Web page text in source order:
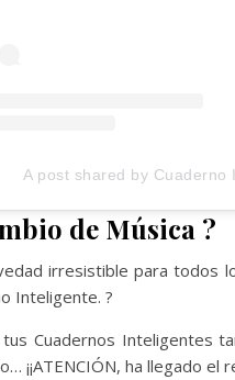
A post shared by
de Música ?
irresistible para todos
Inteligente. ?
tus Cuadernos Inteligentes
¡¡ATENCIÓN, ha llegado el